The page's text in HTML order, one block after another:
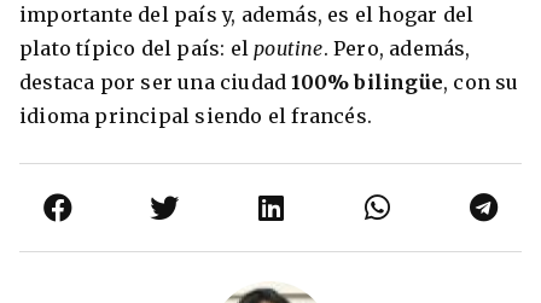
importante del país y, además, es el hogar del
plato típico del país: el poutine. Pero, además,
destaca por ser una ciudad100% bilingüe, con su
idioma principal siendo el francés.